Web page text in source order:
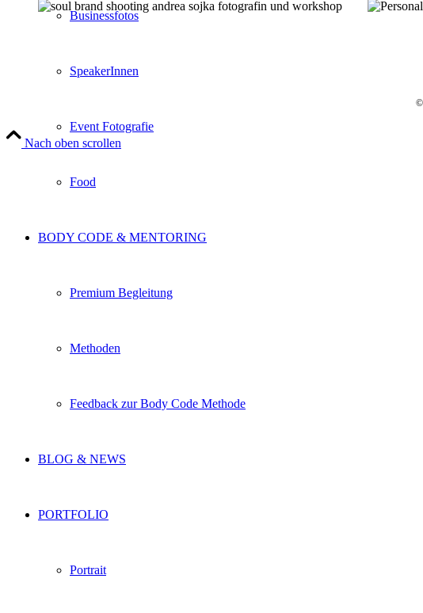
Businessfotos
SpeakerInnen
Event Fotografie
Food
BODY CODE & MENTORING
Premium Begleitung
Methoden
Feedback zur Body Code Methode
BLOG & NEWS
PORTFOLIO
Portrait
©
Nach oben scrollen